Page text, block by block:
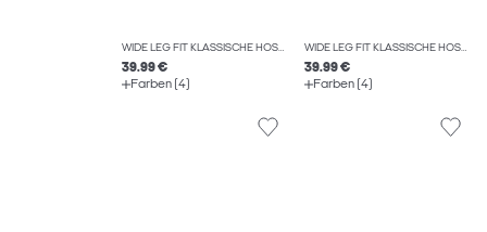
WIDE LEG FIT KLASSISCHE HOSEN
39.99 €
Farben (4)
WIDE LEG FIT KLASSISCHE HOSEN
39.99 €
Farben (4)